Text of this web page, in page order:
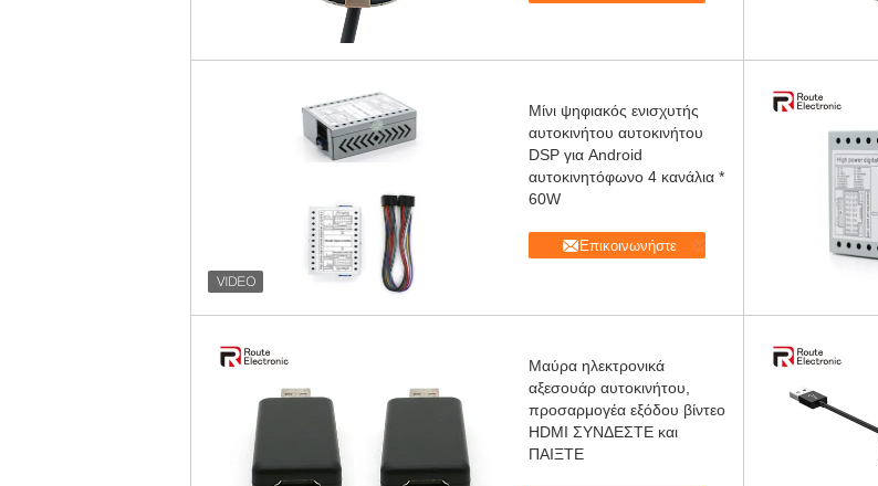
Μίνι ψηφιακός ενισχυτής
αυτοκινήτου αυτοκινήτου
DSP για Android
αυτοκινητόφωνο 4 κανάλια *
60W
Επικοινωνήστε
Μαύρα ηλεκτρονικά
αξεσουάρ αυτοκινήτου,
προσαρμογέα εξόδου βίντεο
HDMI ΣΥΝΔΕΣΤΕ και
ΠΑΙΞΤΕ